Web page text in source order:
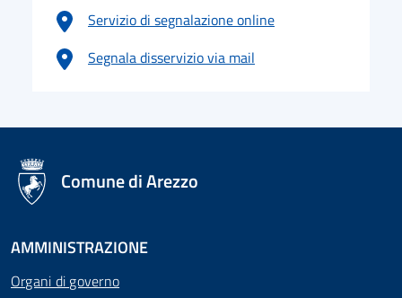
Servizio di segnalazione online
Segnala disservizio via mail
logo Unione Europea
Comune di Arezzo
AMMINISTRAZIONE
Organi di governo